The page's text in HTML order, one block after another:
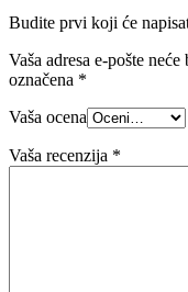
Budite prvi koji će
Vaša adresa e-pošte
označena *
Vaša ocena
Vaša recenzija *